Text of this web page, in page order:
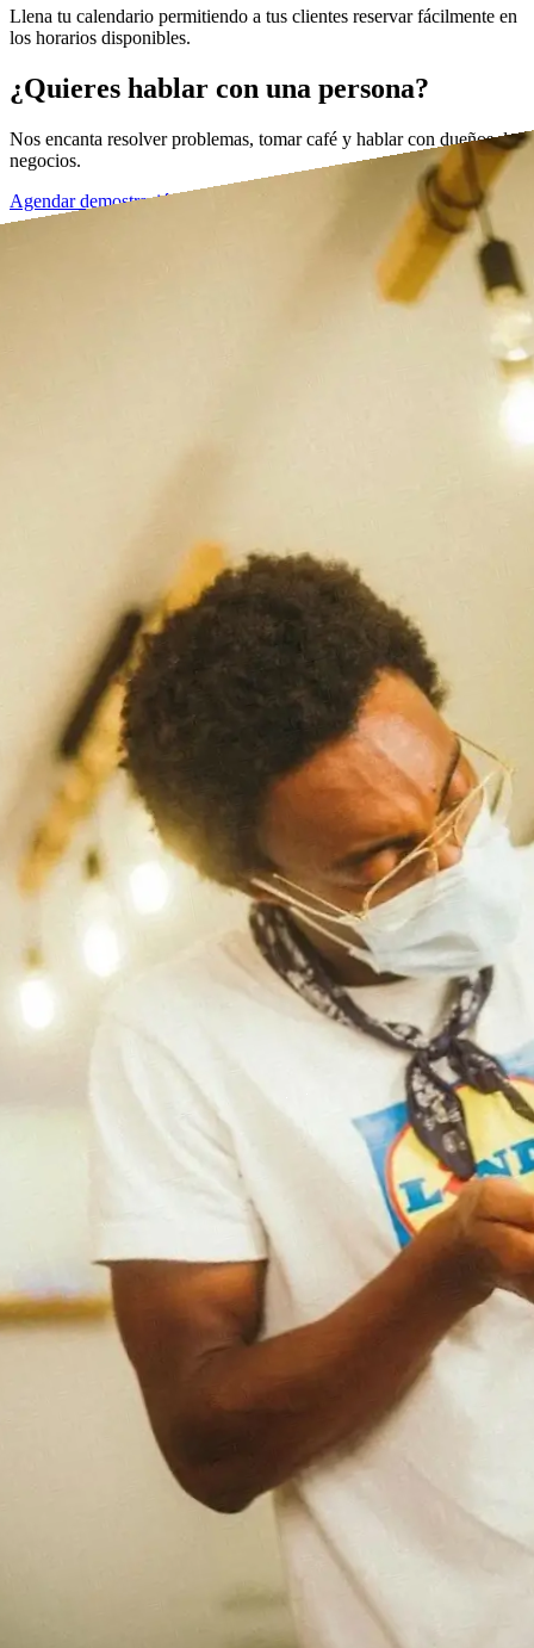
Llena tu calendario permitiendo a tus clientes reservar fácilmente en
los horarios disponibles.
¿Quieres hablar con una persona?
Nos encanta resolver problemas, tomar café y hablar con dueños de
negocios.
Agendar demostración →